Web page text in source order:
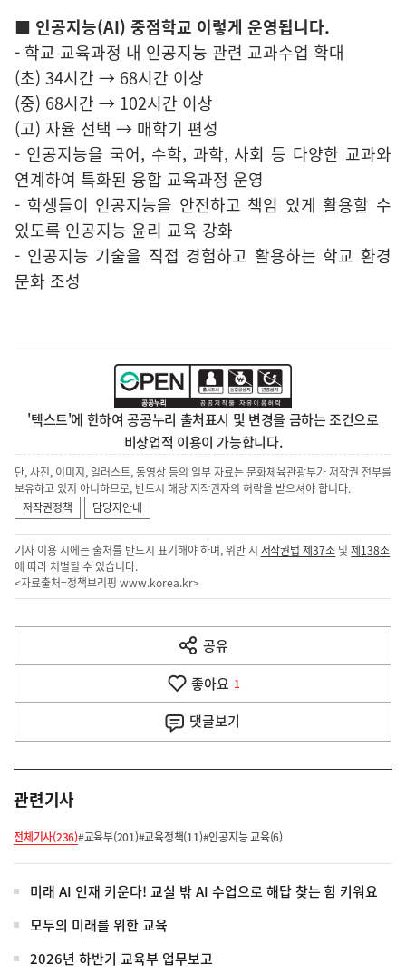
■ 인공지능(AI) 중점학교 이렇게 운영됩니다.
- 학교 교육과정 내 인공지능 관련 교과수업 확대
(초) 34시간 → 68시간 이상
(중) 68시간 → 102시간 이상
(고) 자율 선택 → 매학기 편성
- 인공지능을 국어, 수학, 과학, 사회 등 다양한 교과와
연계하여 특화된 융합 교육과정 운영
- 학생들이 인공지능을 안전하고 책임 있게 활용할 수
있도록 인공지능 윤리 교육 강화
- 인공지능 기술을 직접 경험하고 활용하는 학교 환경
문화 조성
'텍스트'에 한하여 공공누리 출처표시 및 변경을 금하는 조건으로
비상업적 이용이 가능합니다.
단, 사진, 이미지, 일러스트, 동영상 등의 일부 자료는 문화체육관광부가 저작권 전부를
보유하고 있지 아니하므로, 반드시 해당 저작권자의 허락을 받으셔야 합니다.
저작권정책
담당자안내
기사 이용 시에는 출처를 반드시 표기해야 하며, 위반 시 저작권법 제37조 및제138조
에 따라 처벌될 수 있습니다.
<자료출처=정책브리핑 www.korea.kr>
다
음
공유
열
기
좋아요 1
댓글보기
관련기사
전체기사(236)#교육부(201)#교육정책(11)#인공지능 교육(6)
미래 AI 인재 키운다! 교실 밖 AI 수업으로 해답 찾는 힘 키워요
모두의 미래를 위한 교육
2026년 하반기 교육부 업무보고